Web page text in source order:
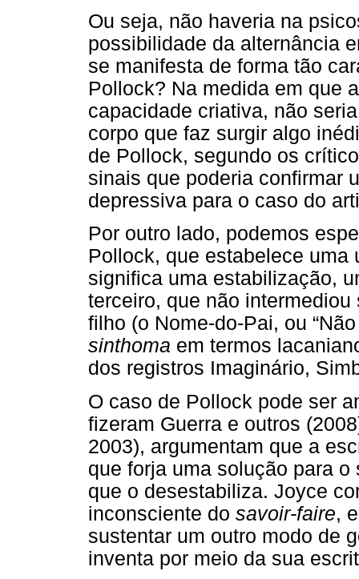
Ou seja, não haveria na
possibilidade da alternância
se manifesta de forma tão
Pollock? Na medida em que
capacidade criativa, não
corpo que faz surgir algo
de Pollock, segundo os
sinais que poderia confirmar
depressiva para o caso do
Por outro lado, podemos
Pollock, que estabelece uma
significa uma estabilização,
terceiro, que não
filho (o Nome-do-Pai, ou
sinthoma em termos
dos registros Imaginário,
O caso de Pollock pode ser
fizeram Guerra e outros
2003), argumentam que a
que forja uma solução para
que o desestabiliza. Joyce
inconsciente do savoir-faire,
sustentar um outro modo de
inventa por meio da sua